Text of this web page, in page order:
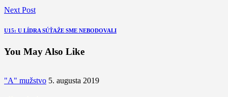
Next Post
U15: U LÍDRA SÚŤAŽE SME NEBODOVALI
You May Also Like
"A" mužstvo 5. augusta 2019